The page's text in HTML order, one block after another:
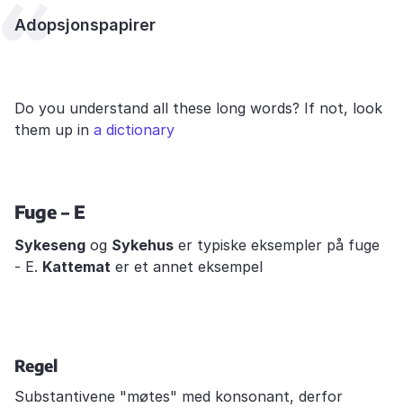
Adopsjonspapirer
Do you understand all these long words? If not, look
them up in a dictionary
Fuge – E
Sykeseng og Sykehus er typiske eksempler på fuge
- E. Kattemat er et annet eksempel
Regel
Substantivene "møtes" med konsonant, derfor